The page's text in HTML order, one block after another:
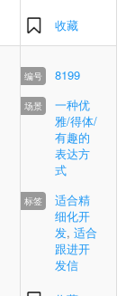
收藏
8199
一种优
雅/得体/
有趣的
表达方
式
适合精
细化开
发, 适合
跟进开
发信